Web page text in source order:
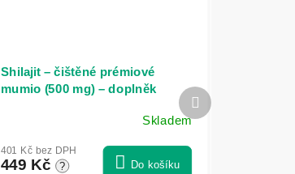
Shilajit – čištěné prémiové
mumio (500 mg) – doplněk
produktu
Skladem
401 Kč bez DPH
449 Kč ? Do košíku
Další
produkt